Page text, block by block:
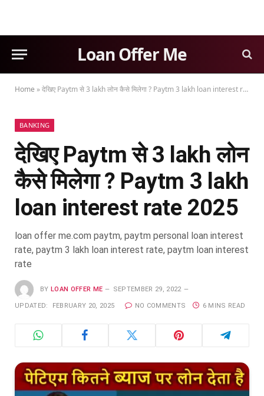
Loan Offer Me
Home »देखिए Paytm से 3 lakh लोन कैसे मिलेगा ? Paytm 3 lakh loan interest rate 2025
BANKING
देखिए Paytm से 3 lakh लोन
कैसे मिलेगा ? Paytm 3 lakh
loan interest rate 2025
loan offer me.com paytm, paytm personal loan interest
rate, paytm 3 lakh loan interest rate, paytm loan interest
rate
BY LOAN OFFER ME SEPTEMBER 29, 2022
UPDATED: FEBRUARY 20, 2025 NO COMMENTS 6 MINS READ